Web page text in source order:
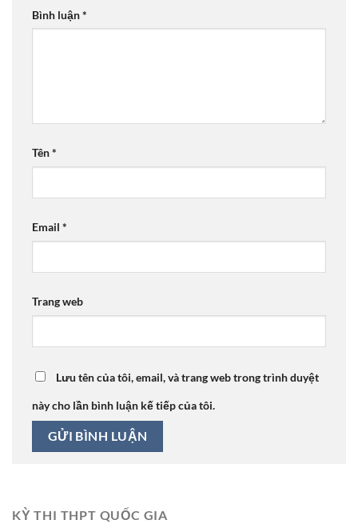
Bình luận*
Tên*
Email *
Trang web
Lưu tên của tôi, email, và trang web trong trình duyệt
này cho lần bình luận kế tiếp của tôi.
KỲ THI THPT QUỐC GIA